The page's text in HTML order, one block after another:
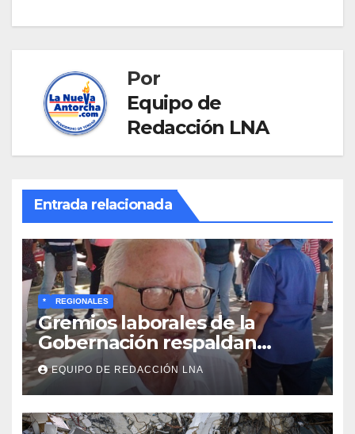
Por
Equipo de
Redacción LNA
Entrada relacionada
* REGIONALES
Gremios laborales de la
Gobernación respaldan
propuesta de Bono
Recreativo de 100 dólares
para jubilados, pensionados y
activos
EQUIPO DE REDACCIÓN LNA